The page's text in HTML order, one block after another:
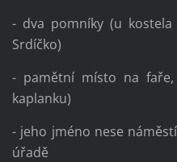
- dva pomníky (u
Srdíčko)
- pamětní místo na
kaplanku)
- jeho jméno nese
úřadě